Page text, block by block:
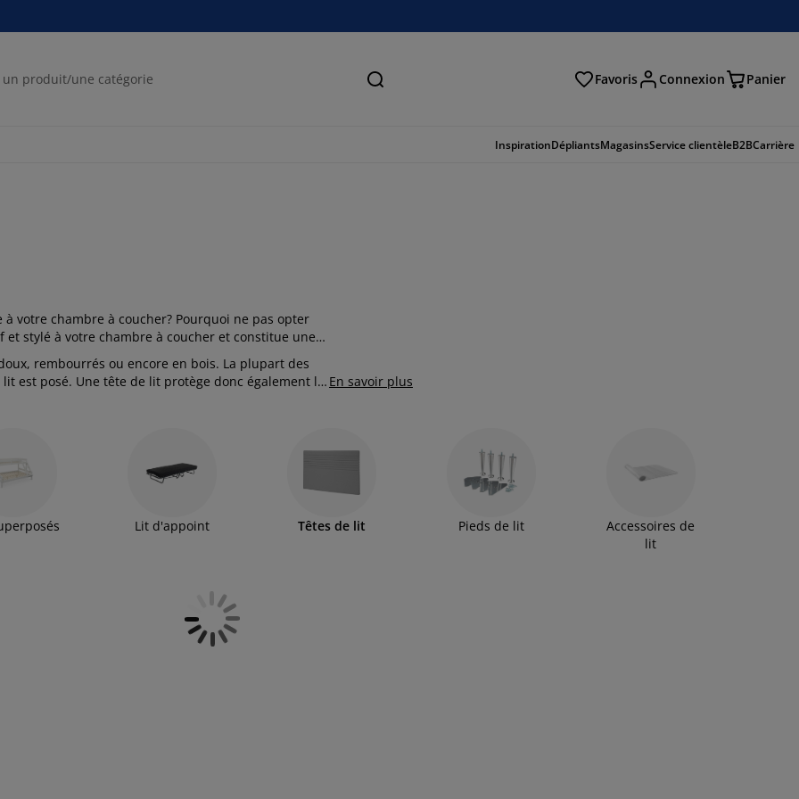
Recherche Favoris Connexion Panier
InspirationDépliantsMagasinsService clientèleB2BCarrière
votre chambre à coucher? Pourquoi ne pas opter
stylé à votre chambre à coucher et constitue une
rembourrés ou encore en bois. La plupart des
est posé. Une tête de lit protège donc également le En savoir plus
Lit d'appoint Têtes de lit Pieds de lit
Accessoires de
lit